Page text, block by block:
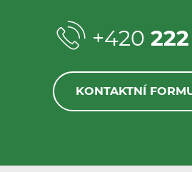
+420 222
KONTAKTNÍ